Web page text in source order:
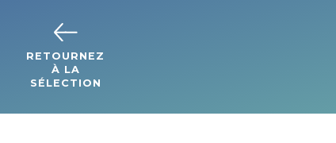
RETOURNEZ
À LA
SÉLECTION